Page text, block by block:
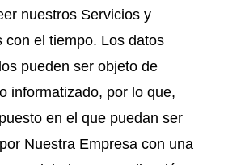
nuestros Servicios y
con el tiempo. Los datos
pueden ser objeto de
informatizado, por lo que,
en el que puedan ser
Nuestra Empresa con una